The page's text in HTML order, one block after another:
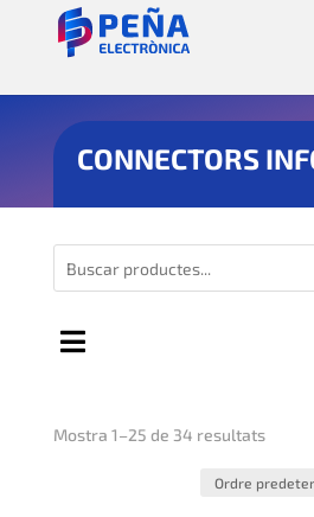
CONNECTORS
Mostra 1–25 de 34 resultats